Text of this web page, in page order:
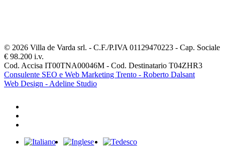
© 2026 Villa de Varda srl. - C.F./P.IVA 01129470223 - Cap. Sociale
€ 98.200 i.v.
Cod. Accisa IT00TNA00046M - Cod. Destinatario T04ZHR3
Consulente SEO e Web Marketing Trento - Roberto Dalsant
Web Design - Adeline Studio
Close